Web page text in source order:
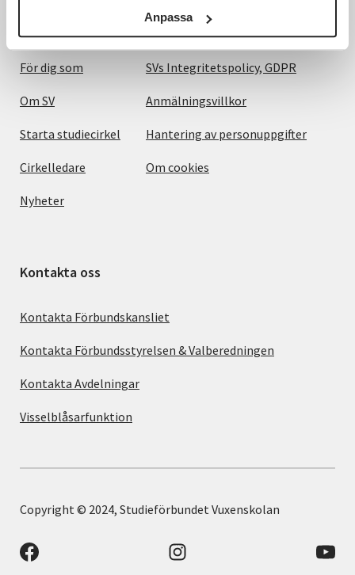
Anpassa
Det här gör vi
För dig som
Om SV
Starta studiecirkel
Cirkelledare
Nyheter
Villkor och information
SVs Integritetspolicy, GDPR
Anmälningsvillkor
Hantering av personuppgifter
Om cookies
Kontakta oss
Kontakta Förbundskansliet
Kontakta Förbundsstyrelsen & Valberedningen
Kontakta Avdelningar
Visselblåsarfunktion
Copyright © 2024, Studieförbundet Vuxenskolan